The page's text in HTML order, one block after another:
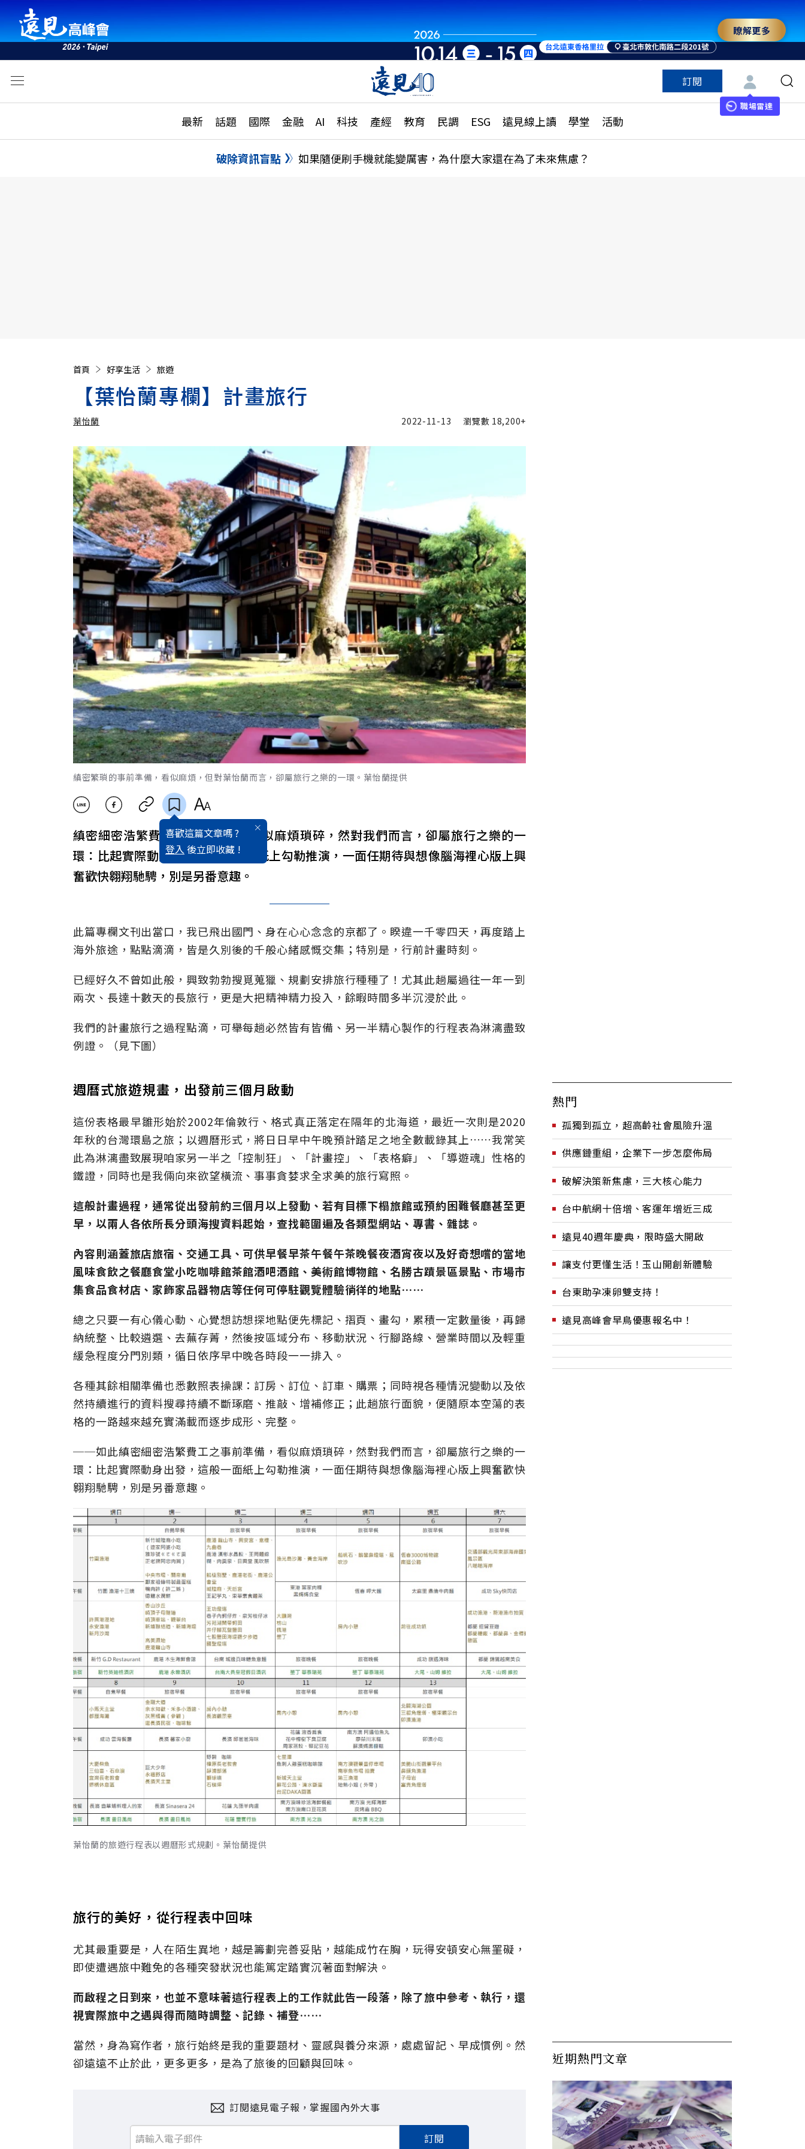
世界重組・洞見未來 與世界領袖同行
瞭解更多
訂閱
職場雷達
最新 話題 國際 金融 AI 科技 產經 教育 民調 ESG 遠見線上讀 學堂 活動
活動
話題
國際
特輯
大學升學、職涯攻略
縣市施政調查全解析
更多訂閱方案
特色頻道
破除資訊盲點 如果隨便刷手機就能變厲害，為什麼大家還在為了未來焦慮？
首頁 好享生活 旅遊
【葉怡蘭專欄】計畫旅行
葉怡蘭
葉怡蘭
2022-11-13 瀏覽數 18,200+
縝密繁瑣的事前準備，看似麻煩，但對葉怡蘭而言，卻屬旅行之樂的一環。葉怡蘭提供
喜歡這篇文章嗎 ?
登入 後立即收藏 !
縝密細密浩繁費工之事前準備，看似麻煩瑣碎，然對我們而言，卻屬旅行之樂的一
環：比起實際動身出發，這般一面紙上勾勒推演，一面任期待與想像腦海裡心版上興
奮歡快翱翔馳騁，別是另番意趣。
此篇專欄文刊出當口，我已飛出國門、身在心心念念的京都了。睽違一千零四天，再度踏上
海外旅途，點點滴滴，皆是久別後的千般心緒感慨交集；特別是，行前計畫時刻。
已經好久不曾如此般，興致勃勃搜覓蒐獵、規劃安排旅行種種了！尤其此趟屬過往一年一到
兩次、長達十數天的長旅行，更是大把精神精力投入，餘暇時間多半沉浸於此。
我們的計畫旅行之過程點滴，可舉每趟必然皆有皆備、另一半精心製作的行程表為淋漓盡致
例證。（見下圖）
週曆式旅遊規畫，出發前三個月啟動
這份表格最早雛形始於2002年倫敦行、格式真正落定在隔年的北海道，最近一次則是2020
年秋的台灣環島之旅；以週曆形式，將日日早中午晚預計踏足之地全數載錄其上……我常笑
此為淋漓盡致展現咱家另一半之「控制狂」、「計畫控」、「表格癖」、「導遊魂」性格的
鐵證，同時也是我倆向來欲望橫流、事事貪婪求全求美的旅行寫照。
這般計畫過程，通常從出發前約三個月以上發動、若有目標下榻旅館或預約困難餐廳甚至更
早，以兩人各依所長分頭海搜資料起始，查找範圍遍及各類型網站、專書、雜誌。
內容則涵蓋旅店旅宿、交通工具、可供早餐早茶午餐午茶晚餐夜酒宵夜以及好奇想嚐的當地
風味食飲之餐廳食堂小吃咖啡館茶館酒吧酒館、美術館博物館、名勝古蹟景區景點、市場市
集食品食材店、家飾家品器物店等任何可停駐觀覽體驗徜徉的地點……
總之只要一有心儀心動、心覺想訪想探地點便先標記、摺頁、畫勾，累積一定數量後，再歸
納統整、比較遴選、去蕪存菁，然後按區域分布、移動狀況、行腳路線、營業時間以及輕重
緩急程度分門別類，循日依序早中晚各時段一一排入。
各種其餘相關準備也悉數照表操課：訂房、訂位、訂車、購票；同時視各種情況變動以及依
然持續進行的資料搜尋持續不斷琢磨、推敲、增補修正；此趟旅行面貌，便隨原本空蕩的表
格的一路越來越充實滿載而逐步成形、完整。
──如此縝密細密浩繁費工之事前準備，看似麻煩瑣碎，然對我們而言，卻屬旅行之樂的一
環：比起實際動身出發，這般一面紙上勾勒推演，一面任期待與想像腦海裡心版上興奮歡快
翱翔馳騁，別是另番意趣。
葉怡蘭的旅遊行程表以週曆形式規劃。葉怡蘭提供
旅行的美好，從行程表中回味
尤其最重要是，人在陌生異地，越是籌劃完善妥貼，越能成竹在胸，玩得安頓安心無罣礙，
即使遭遇旅中難免的各種突發狀況也能篤定踏實沉著面對解決。
而啟程之日到來，也並不意味著這行程表上的工作就此告一段落，除了旅中參考、執行，還
視實際旅中之遇與得而隨時調整、記錄、補登……
當然，身為寫作者，旅行始終是我的重要題材、靈感與養分來源，處處留記、早成慣例。然
卻遠遠不止於此，更多更多，是為了旅後的回顧與回味。
訂閱遠見電子報，掌握國內外大事
訂閱
熱門
孤獨到孤立，超高齡社會風險升溫
供應鏈重組，企業下一步怎麼佈局
破解決策新焦慮，三大核心能力
台中航網十倍增、客運年增近三成
遠見40週年慶典，限時盛大開啟
讓支付更懂生活！玉山開創新體驗
台東助孕凍卵雙支持！
遠見高峰會早鳥優惠報名中！
近期熱門文章